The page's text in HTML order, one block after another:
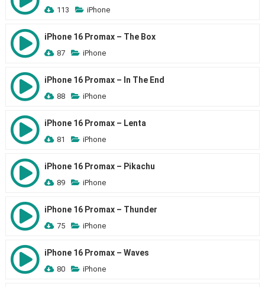
113 iPhone
iPhone 16 Promax – The Box
87 iPhone
iPhone 16 Promax – In The End
88 iPhone
iPhone 16 Promax – Lenta
81 iPhone
iPhone 16 Promax – Pikachu
89 iPhone
iPhone 16 Promax – Thunder
75 iPhone
iPhone 16 Promax – Waves
80 iPhone